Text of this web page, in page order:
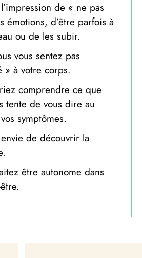
de « ne pas
émotions, d’être parfois à
ou de les subir.
vous sentez pas
» à votre corps.
comprendre ce que
tente de vous dire au
symptômes.
de découvrir la
être autonome dans